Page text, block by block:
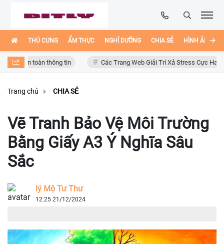
THÚ CƯNG ẨM THỰC NGHỈ DƯỠNG CHIA SẺ HÌNH ẢNH
thông tin Các Trang Web Giải Trí Xả Stress Cực Hay Ho Trên
Trang chủ CHIA SẺ
Vẽ Tranh Bảo Vệ Môi Trường
Bằng Giấy A3 Ý Nghĩa Sâu
Sắc
lý Mộ Tư Thư
12:25 21/12/2024